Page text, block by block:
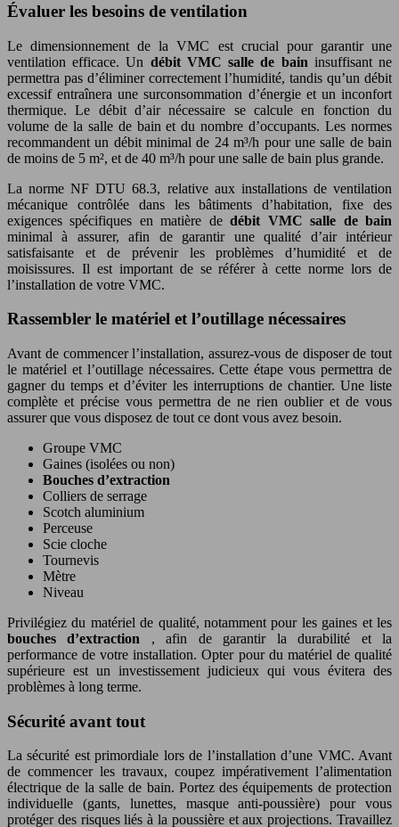
Évaluer les besoins de ventilation
Le dimensionnement de la VMC est crucial pour garantir une
ventilation efficace. Un débit VMC salle de bain insuffisant ne
permettra pas d’éliminer correctement l’humidité, tandis qu’un débit
excessif entraînera une surconsommation d’énergie et un inconfort
thermique. Le débit d’air nécessaire se calcule en fonction du
volume de la salle de bain et du nombre d’occupants. Les normes
recommandent un débit minimal de 24 m³/h pour une salle de bain
de moins de 5 m², et de 40 m³/h pour une salle de bain plus grande.
La norme NF DTU 68.3, relative aux installations de ventilation
mécanique contrôlée dans les bâtiments d’habitation, fixe des
exigences spécifiques en matière dedébit VMC salle de bain
minimal à assurer, afin de garantir une qualité d’air intérieur
satisfaisante et de prévenir les problèmes d’humidité et de
moisissures. Il est important de se référer à cette norme lors de
l’installation de votre VMC.
Rassembler le matériel et l’outillage nécessaires
Avant de commencer l’installation, assurez-vous de disposer de tout
le matériel et l’outillage nécessaires. Cette étape vous permettra de
gagner du temps et d’éviter les interruptions de chantier. Une liste
complète et précise vous permettra de ne rien oublier et de vous
assurer que vous disposez de tout ce dont vous avez besoin.
Groupe VMC
Gaines (isolées ou non)
Bouches d’extraction
Colliers de serrage
Scotch aluminium
Perceuse
Scie cloche
Tournevis
Mètre
Niveau
Privilégiez du matériel de qualité, notamment pour les gaines et les
bouches d’extraction , afin de garantir la durabilité et la
performance de votre installation. Opter pour du matériel de qualité
supérieure est un investissement judicieux qui vous évitera des
problèmes à long terme.
Sécurité avant tout
La sécurité est primordiale lors de l’installation d’une VMC. Avant
de commencer les travaux, coupez impérativement l’alimentation
électrique de la salle de bain. Portez des équipements de protection
individuelle (gants, lunettes, masque anti-poussière) pour vous
protéger des risques liés à la poussière et aux projections. Travaillez